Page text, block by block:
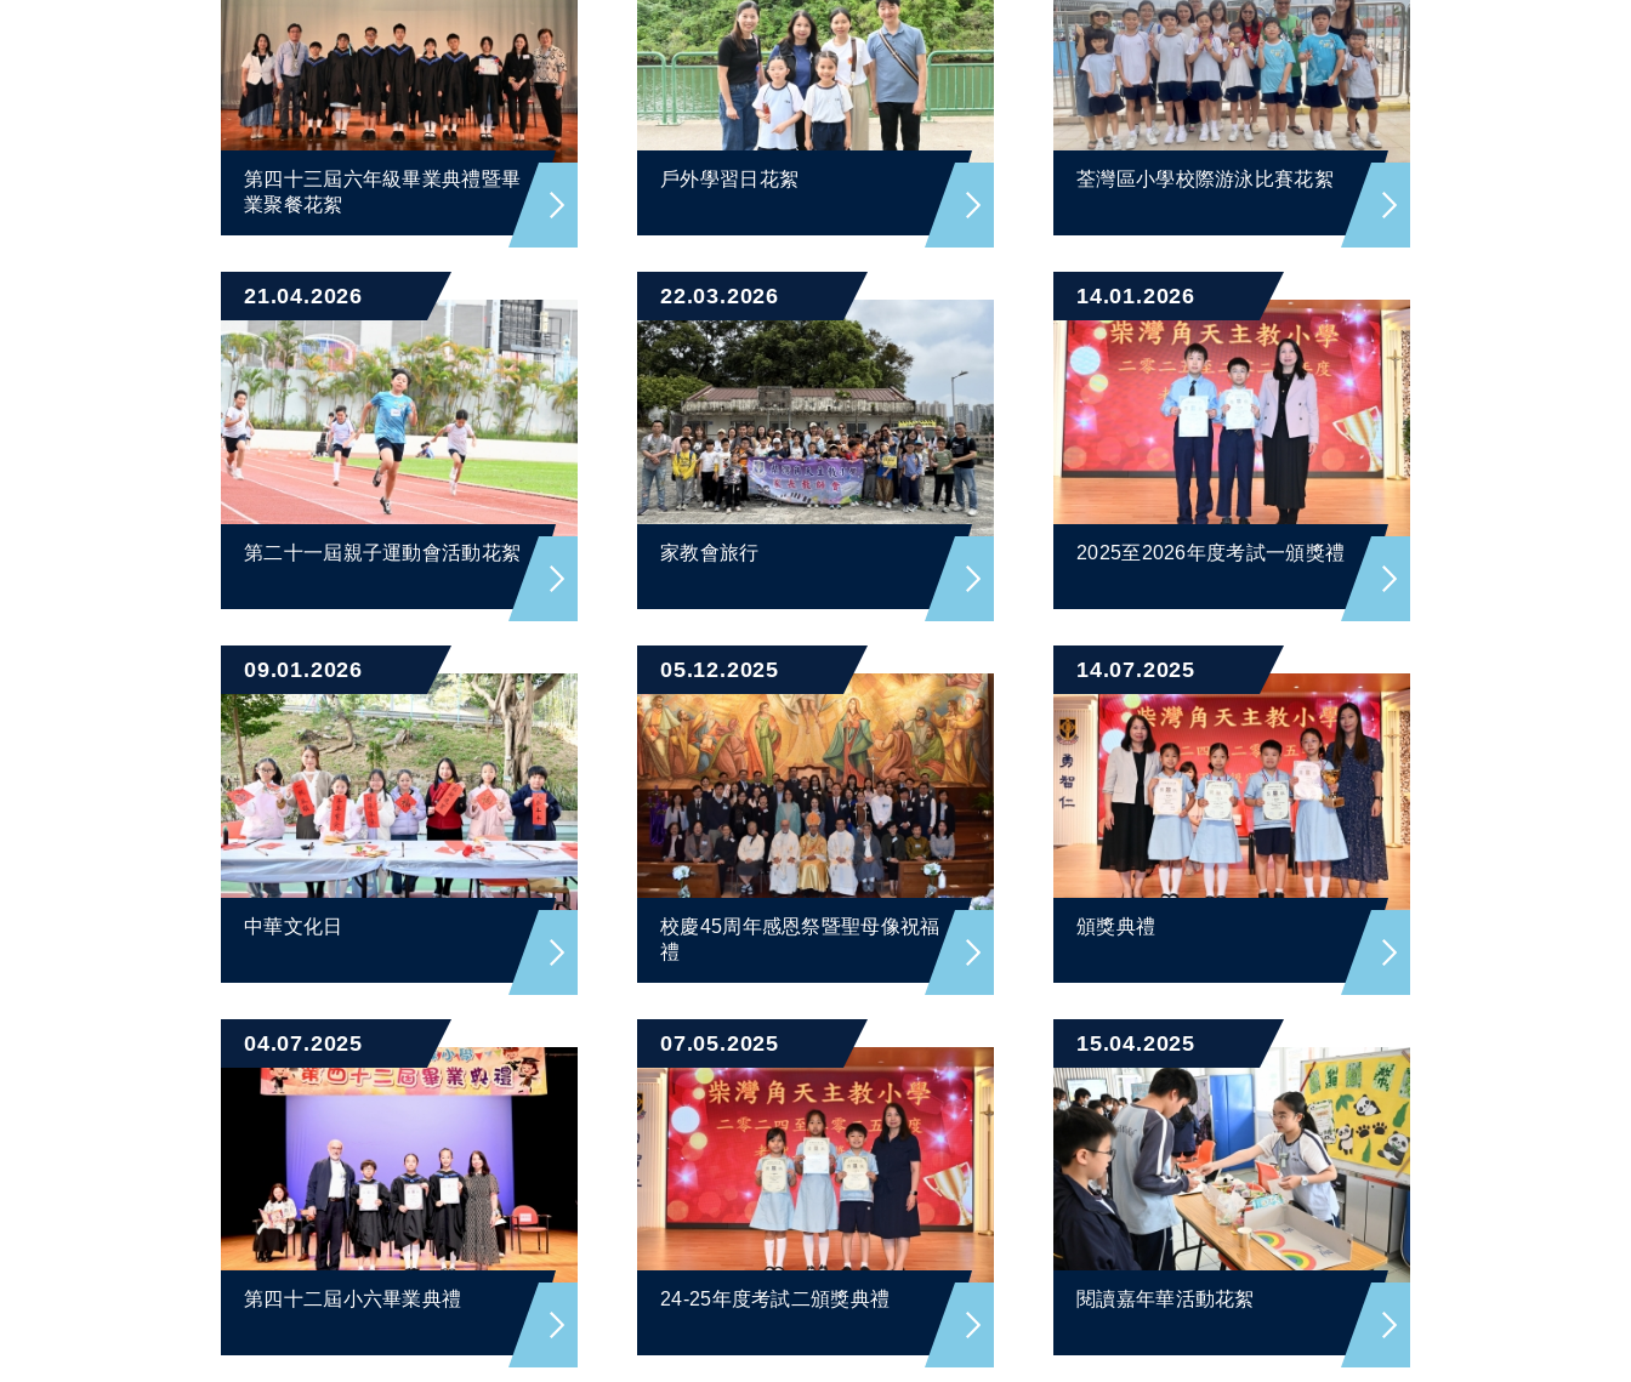
第四十三屆六年級畢業典禮暨畢
業聚餐花絮
戶外學習日花絮 荃灣區小學校際游泳比賽花絮
21.04.2026
第二十一屆親子運動會活動花絮
22.03.2026
家教會旅行
14.01.2026
2025至2026年度考試一頒獎禮
09.01.2026
中華文化日
05.12.2025
校慶45周年感恩祭暨聖母像祝福
禮
14.07.2025
頒獎典禮
04.07.2025
第四十二屆小六畢業典禮
07.05.2025
24-25年度考試二頒獎典禮
15.04.2025
閱讀嘉年華活動花絮